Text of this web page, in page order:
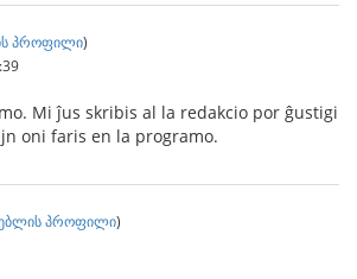
პროფილი)
Mi ĵus skribis al la redakcio por ĝustigi
oni faris en la programo.
პროფილი)